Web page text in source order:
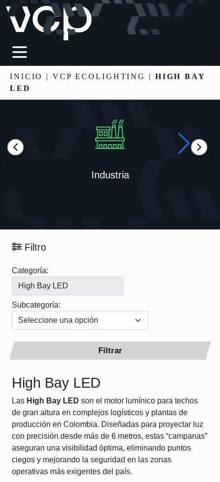
INICIO | VCP ECOLIGHTING | HIGH BAY
LED
Industria
Filtro
Categoría:
Subcategoría:
Filtrar
High Bay LED
Las High Bay LED son el motor lumínico para techos
de gran altura en complejos logísticos y plantas de
producción en Colombia. Diseñadas para proyectar luz
con precisión desde más de 6 metros, estas “campanas”
aseguran una visibilidad óptima, eliminando puntos
ciegos y mejorando la seguridad en las zonas
operativas más exigentes del país.